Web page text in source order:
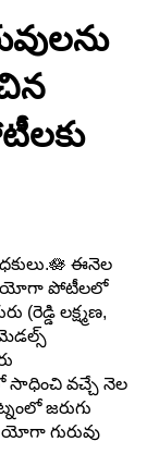
ఈనెల
యోగా పోటీలలో
(రెడ్డి లక్ష్మణ,
మెడల్స్
సాధించి వచ్చే నెల
జరుగు
గురువు